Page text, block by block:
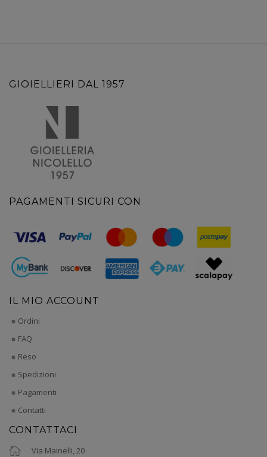
GIOIELLIERI DAL 1957
PAGAMENTI SICURI CON
IL MIO ACCOUNT
Ordini
FAQ
Reso
Spedizioni
Pagamenti
Contatti
CONTATTACI
Via Mainelli, 20